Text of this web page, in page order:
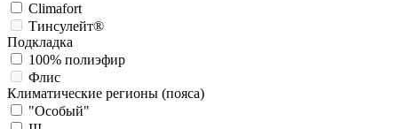
Climafort
Тинсулейт®
Подкладка
100% полиэфир
Флис
Климатические регионы (пояса)
"Особый"